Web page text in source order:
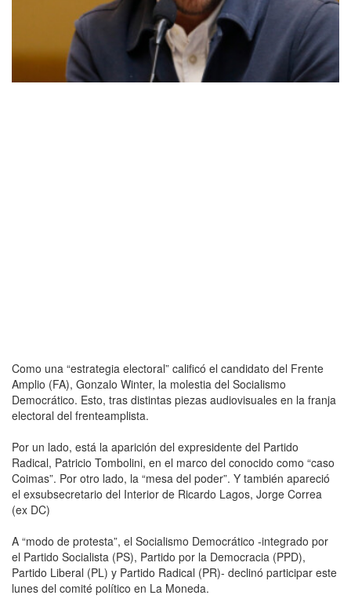
Como una “estrategia electoral” calificó el candidato del Frente
Amplio (FA), Gonzalo Winter, la molestia del Socialismo
Democrático. Esto, tras distintas piezas audiovisuales en la franja
electoral del frenteamplista.
Por un lado, está la aparición del expresidente del Partido
Radical, Patricio Tombolini, en el marco del conocido como “caso
Coimas”. Por otro lado, la “mesa del poder”. Y también apareció
el exsubsecretario del Interior de Ricardo Lagos, Jorge Correa
(ex DC)
A “modo de protesta”, el Socialismo Democrático -integrado por
el Partido Socialista (PS), Partido por la Democracia (PPD),
Partido Liberal (PL) y Partido Radical (PR)- declinó participar este
lunes del comité político en La Moneda.